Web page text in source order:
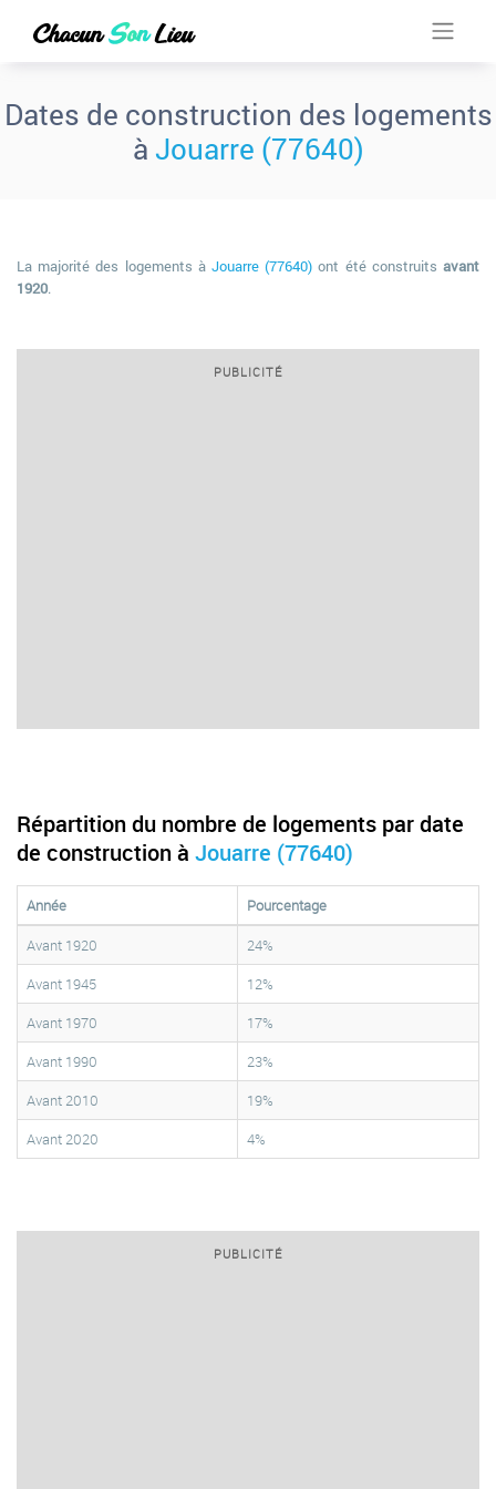
Dates de construction des logements
à Jouarre (77640)
La majorité des logements à Jouarre (77640) ont été construitsavant
1920.
PUBLICITÉ
Répartition du nombre de logements par date
de construction à Jouarre (77640)
Année
Pourcentage
Avant 1920
24%
Avant 1945
12%
Avant 1970
17%
Avant 1990
23%
Avant 2010
19%
Avant 2020
4%
PUBLICITÉ